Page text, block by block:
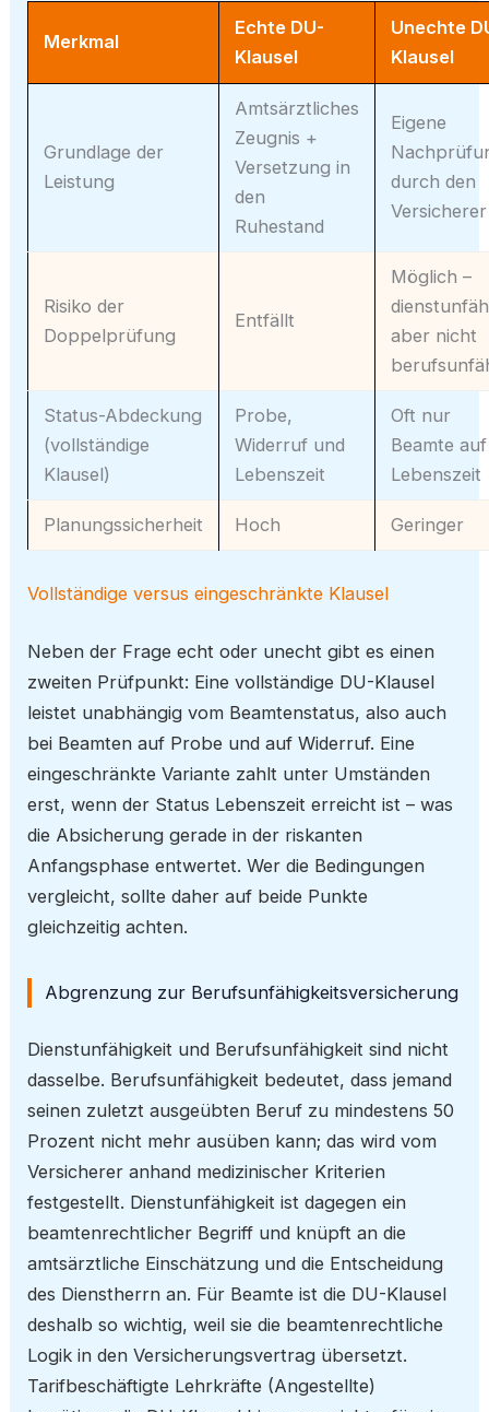
Merkmal
Echte DU-
Klausel
Unechte
Klausel
Grundlage der
Leistung
Amtsärztliches
Zeugnis +
Versetzung in
den
Ruhestand
Eigene
durch den
Versicherer
Risiko der
Doppelprüfung
Entfällt
Möglich –
aber nicht
Status-Abdeckung
(vollständige
Klausel)
Probe,
Widerruf und
Lebenszeit
Oft nur
Beamte auf
Lebenszeit
Planungssicherheit Hoch Geringer
Vollständige versus eingeschränkte Klausel
Neben der Frage echt oder unecht gibt es einen
zweiten Prüfpunkt: Eine vollständige DU-Klausel
leistet unabhängig vom Beamtenstatus, also auch
bei Beamten auf Probe und auf Widerruf. Eine
eingeschränkte Variante zahlt unter Umständen
erst, wenn der Status Lebenszeit erreicht ist – was
die Absicherung gerade in der riskanten
Anfangsphase entwertet. Wer die Bedingungen
vergleicht, sollte daher auf beide Punkte
gleichzeitig achten.
Abgrenzung zur Berufsunfähigkeitsversicherung
Dienstunfähigkeit und Berufsunfähigkeit sind nicht
dasselbe. Berufsunfähigkeit bedeutet, dass jemand
seinen zuletzt ausgeübten Beruf zu mindestens 50
Prozent nicht mehr ausüben kann; das wird vom
Versicherer anhand medizinischer Kriterien
festgestellt. Dienstunfähigkeit ist dagegen ein
beamtenrechtlicher Begriff und knüpft an die
amtsärztliche Einschätzung und die Entscheidung
des Dienstherrn an. Für Beamte ist die DU-Klausel
deshalb so wichtig, weil sie die beamtenrechtliche
Logik in den Versicherungsvertrag übersetzt.
Tarifbeschäftigte Lehrkräfte (Angestellte)